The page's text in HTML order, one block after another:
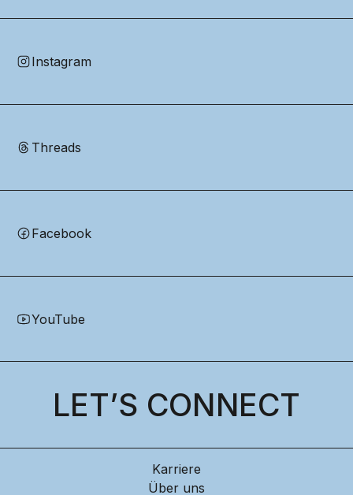
Instagram
Threads
Facebook
YouTube
LET’S CONNECT
Karriere
Über uns